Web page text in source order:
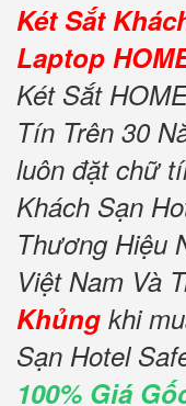
Két Sắt
Laptop
Két Sắt
Tín Trên 30
luôn đặt chữ
Khách Sạn
Thương Hiệu
Việt Nam Và
Khủng khi
Sạn Hotel
100% Giá